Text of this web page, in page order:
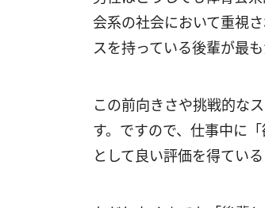
会系の社会において重視
スを持っている後輩が最
この前向きさや挑戦的な
す。ですので、仕事中に
として良い評価を得てい